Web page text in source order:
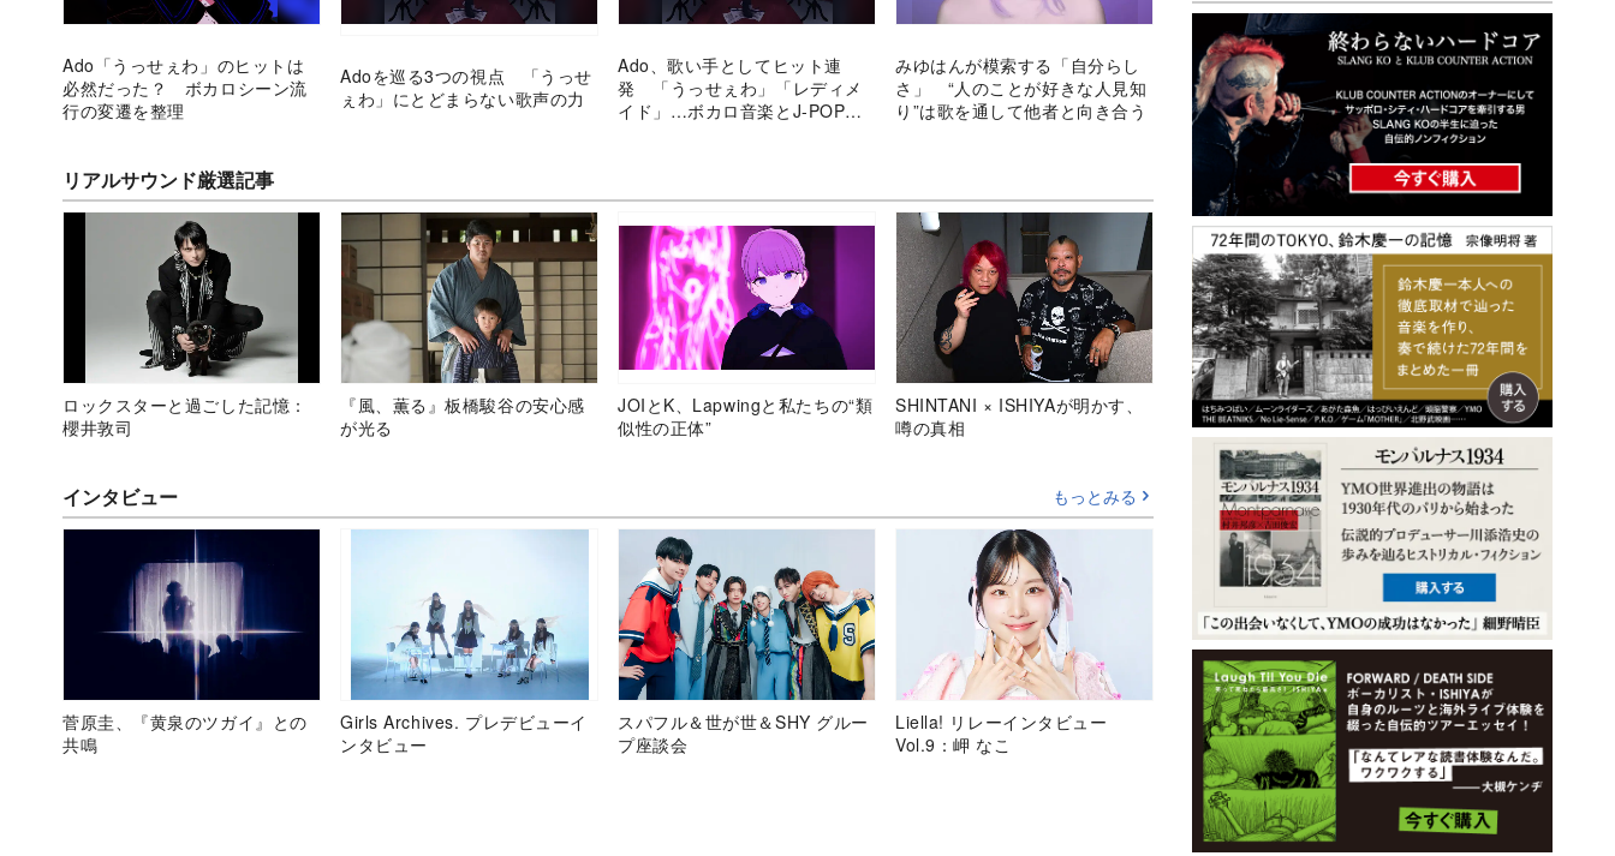
Ado「うっせぇわ」のヒットは
必然だった？ ボカロシーン流
行の変遷を整理
Adoを巡る3つの視点 「うっせ
ぇわ」にとどまらない歌声の力
Ado、歌い手としてヒット連
発 「うっせぇわ」「レディメ
イド」…ボカロ音楽とJ-POPの
みゆはんが模索する「自分らし
さ」 “人のことが好きな人見知
り”は歌を通して他者と向き合う
リアルサウンド厳選記事
ロックスターと過ごした記憶：
櫻井敦司
『風、薫る』板橋駿谷の安心感
が光る
JOIとK、Lapwingと私たちの“類
似性の正体”
SHINTANI × ISHIYAが明かす、
噂の真相
インタビュー もっとみる
菅原圭、『黄泉のツガイ』との
共鳴
Girls Archives. プレデビューイ
ンタビュー
スパフル＆世が世＆SHY グルー
プ座談会
Liella! リレーインタビュー
Vol.9：岬 なこ